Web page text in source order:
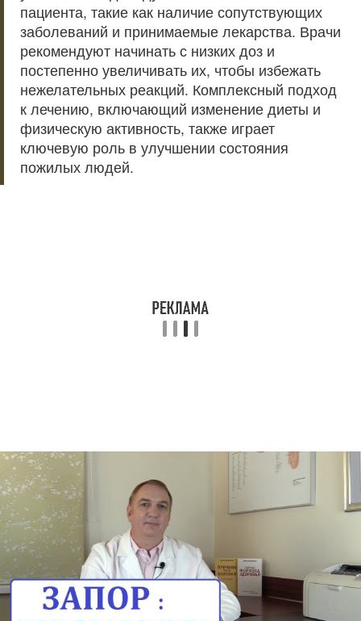
пациента, такие как наличие сопутствующих
заболеваний и принимаемые лекарства. Врачи
рекомендуют начинать с низких доз и
постепенно увеличивать их, чтобы избежать
нежелательных реакций. Комплексный подход
к лечению, включающий изменение диеты и
физическую активность, также играет
ключевую роль в улучшении состояния
пожилых людей.